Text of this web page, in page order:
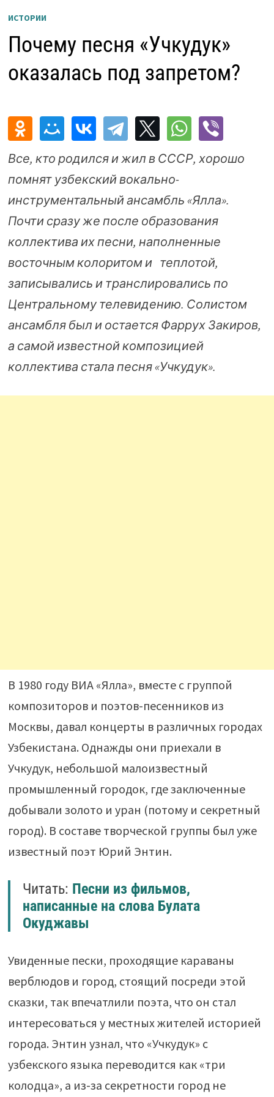
ИСТОРИИ
Почему песня «Учкудук»
оказалась под запретом?
Все, кто родился и жил в СССР, хорошо
помнят узбекский вокально-
инструментальный ансамбль «Ялла».
Почти сразу же после образования
коллектива их песни, наполненные
восточным колоритом и теплотой,
записывались и транслировались по
Центральному телевидению. Солистом
ансамбля был и остается Фаррух Закиров,
а самой известной композицией
коллектива стала песня «Учкудук».
В 1980 году ВИА «Ялла», вместе с группой
композиторов и поэтов-песенников из
Москвы, давал концерты в различных городах
Узбекистана. Однажды они приехали в
Учкудук, небольшой малоизвестный
промышленный городок, где заключенные
добывали золото и уран (потому и секретный
город). В составе творческой группы был уже
известный поэт Юрий Энтин.
Читать: Песни из фильмов,
написанные на слова Булата
Окуджавы
Увиденные пески, проходящие караваны
верблюдов и город, стоящий посреди этой
сказки, так впечатлили поэта, что он стал
интересоваться у местных жителей историей
города. Энтин узнал, что «Учкудук» с
узбекского языка переводится как «три
колодца», а из-за секретности город не